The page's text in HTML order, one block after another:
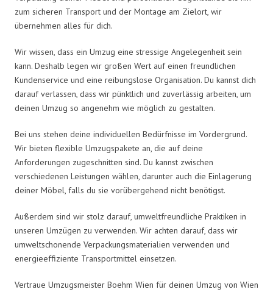
zum sicheren Transport und der Montage am Zielort, wir
übernehmen alles für dich.
Wir wissen, dass ein Umzug eine stressige Angelegenheit sein
kann. Deshalb legen wir großen Wert auf einen freundlichen
Kundenservice und eine reibungslose Organisation. Du kannst dich
darauf verlassen, dass wir pünktlich und zuverlässig arbeiten, um
deinen Umzug so angenehm wie möglich zu gestalten.
Bei uns stehen deine individuellen Bedürfnisse im Vordergrund.
Wir bieten flexible Umzugspakete an, die auf deine
Anforderungen zugeschnitten sind. Du kannst zwischen
verschiedenen Leistungen wählen, darunter auch die Einlagerung
deiner Möbel, falls du sie vorübergehend nicht benötigst.
Außerdem sind wir stolz darauf, umweltfreundliche Praktiken in
unseren Umzügen zu verwenden. Wir achten darauf, dass wir
umweltschonende Verpackungsmaterialien verwenden und
energieeffiziente Transportmittel einsetzen.
Vertraue Umzugsmeister Boehm Wien für deinen Umzug von Wien